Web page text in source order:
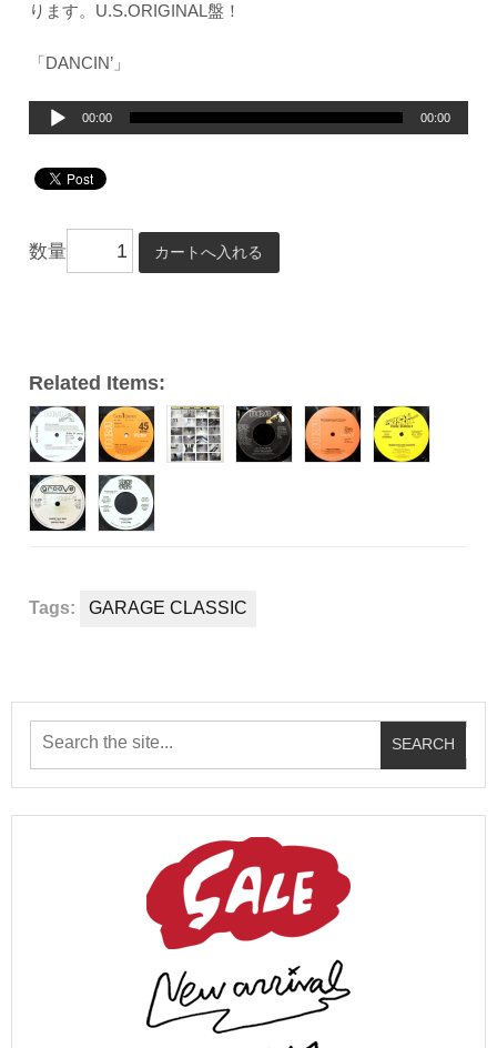
ります。U.S.ORIGINAL盤！
「DANCIN’」
プ
ヤ
00:00 00:00
数量
Related Items:
Tags: GARAGE CLASSIC